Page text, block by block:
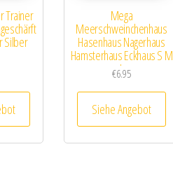
Trainer
Silber
Mega
Meerschweinchenhaus
Hasenhaus Nagerhaus
Hamsterhaus Eckhaus S M
L
€6.95
Siehe Angebot